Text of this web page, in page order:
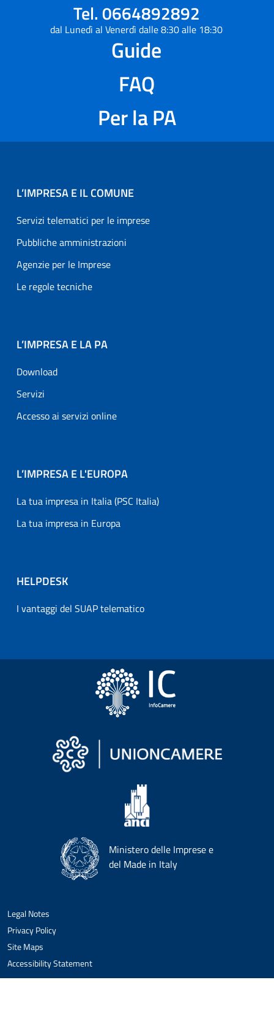
Tel. 0664892892
dal Lunedì al Venerdì dalle 8:30 alle 18:30
Guide
FAQ
Per la PA
L’IMPRESA E IL COMUNE
Servizi telematici per le imprese
Pubbliche amministrazioni
Agenzie per le Imprese
Le regole tecniche
L’IMPRESA E LA PA
Download
Servizi
Accesso ai servizi online
L’IMPRESA E L'EUROPA
La tua impresa in Italia (PSC Italia)
La tua impresa in Europa
HELPDESK
I vantaggi del SUAP telematico
Ministero delle Imprese e
del Made in Italy
Legal Notes
Privacy Policy
Site Maps
Accessibility Statement